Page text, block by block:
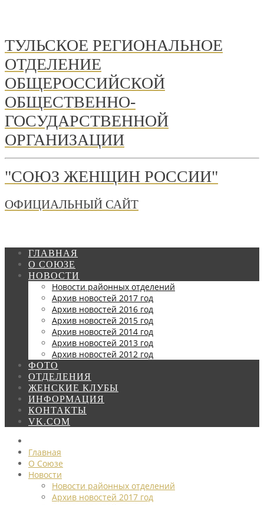
ТУЛЬСКОЕ РЕГИОНАЛЬНОЕ
ОТДЕЛЕНИЕ
ОБЩЕРОССИЙСКОЙ
ОБЩЕСТВЕННО-
ГОСУДАРСТВЕННОЙ
ОРГАНИЗАЦИИ
"СОЮЗ ЖЕНЩИН РОССИИ"
ОФИЦИАЛЬНЫЙ САЙТ
ГЛАВНАЯ
О СОЮЗЕ
НОВОСТИ
Новости районных отделений
Архив новостей 2017 год
Архив новостей 2016 год
Архив новостей 2015 год
Архив новостей 2014 год
Архив новостей 2013 год
Архив новостей 2012 год
ФОТО
ОТДЕЛЕНИЯ
ЖЕНСКИЕ КЛУБЫ
ИНФОРМАЦИЯ
КОНТАКТЫ
VK.COM
Главная
О Союзе
Новости
Новости районных отделений
Архив новостей 2017 год